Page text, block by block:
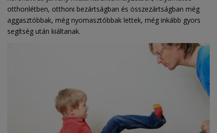
otthonlétben, otthoni bezártságban és összezártságban még
aggasztóbbak, még nyomasztóbbak lettek, még inkább gyors
segítség után kiáltanak.